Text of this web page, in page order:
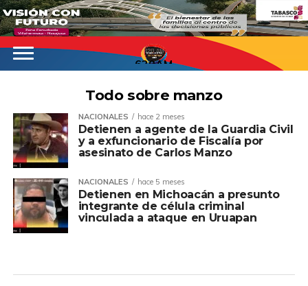
620AM
Todo sobre manzo
NACIONALES hace 2 meses
Detienen a agente de la Guardia Civil
y a exfuncionario de Fiscalía por
asesinato de Carlos Manzo
NACIONALES hace 5 meses
Detienen en Michoacán a presunto
integrante de célula criminal
vinculada a ataque en Uruapan